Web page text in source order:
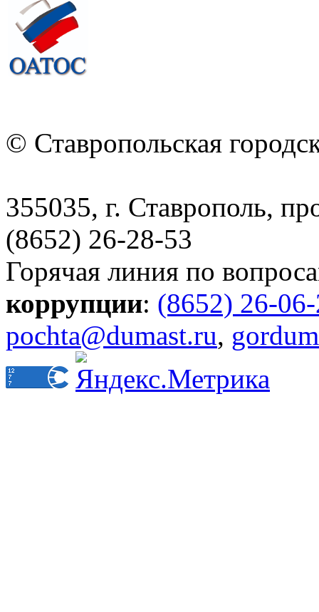
© Ставропольская
355035, г. Ставрополь,
(8652) 26-28-53
Горячая линия по
коррупции: (8652) 26-
pochta@dumast.ru,